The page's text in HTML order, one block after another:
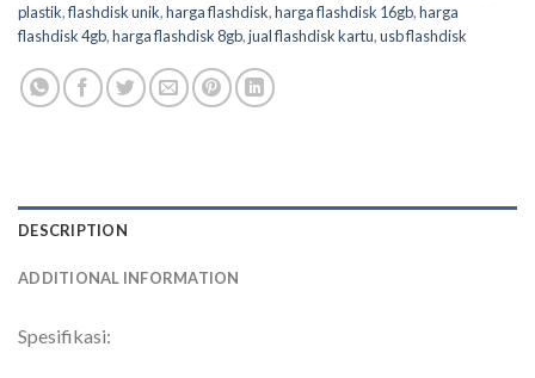
plastik,flashdisk unik,harga flashdisk,harga flashdisk 16gb,harga
flashdisk 4gb,harga flashdisk 8gb,jual flashdisk kartu,usb flashdisk
DESCRIPTION
ADDITIONAL INFORMATION
Spesifikasi: